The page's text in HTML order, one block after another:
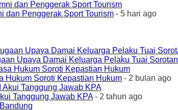
dan Penggerak Sport Tourism - 5 hari ago
Upaya Damai Keluarga Pelaku Tuai Sorotan
Hukum Soroti Kepastian Hukum - 2 bulan ago
Tanggung Jawab KPA- 2 tahun ago